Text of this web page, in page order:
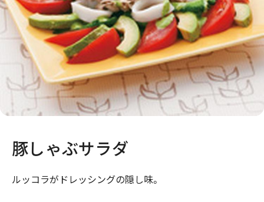
豚しゃぶサラダ
ルッコラがドレッシングの隠し味。